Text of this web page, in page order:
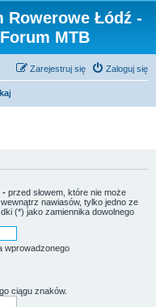
Rowerowe Łódź -
MTB
Zaloguj się
Zarejestruj się
- przed słowem, które nie może
wewnątrz nawiasów, tylko jedno ze
(*) jako zamiennika dowolnego
wprowadzonego
ciągu znaków.